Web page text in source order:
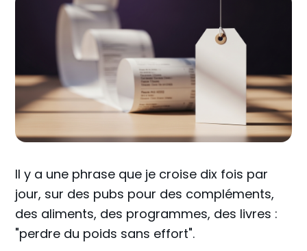
Il y a une phrase que je croise dix fois par
jour, sur des pubs pour des compléments,
des aliments, des programmes, des livres :
"perdre du poids sans effort".